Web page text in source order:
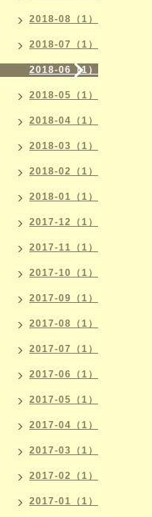
2018-08（1）
2018-07（1）
2018-06（1）
2018-05（1）
2018-04（1）
2018-03（1）
2018-02（1）
2018-01（1）
2017-12（1）
2017-11（1）
2017-10（1）
2017-09（1）
2017-08（1）
2017-07（1）
2017-06（1）
2017-05（1）
2017-04（1）
2017-03（1）
2017-02（1）
2017-01（1）